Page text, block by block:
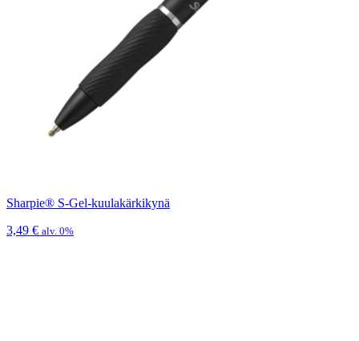
Sharpie® S-Gel-kuulakärkikynä
3,49 € alv. 0%